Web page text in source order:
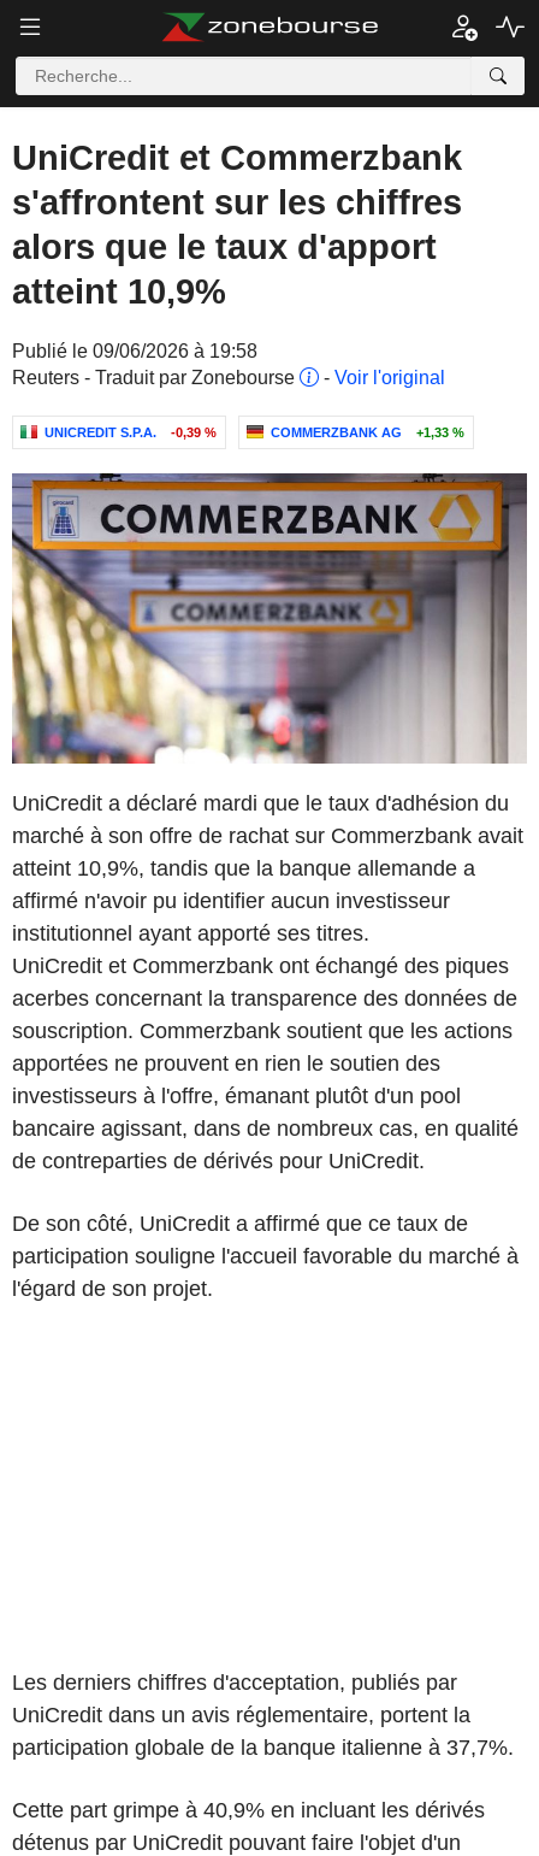
UniCredit et Commerzbank
s'affrontent sur les chiffres
alors que le taux d'apport
atteint 10,9%
Publié le 09/06/2026 à 19:58
Reuters - Traduit par Zonebourse
- Voir l'original
UNICREDIT S.P.A. -0,39 % COMMERZBANK AG +1,33 %
UniCredit a déclaré mardi que le taux d'adhésion du
marché à son offre de rachat sur Commerzbank avait
atteint 10,9%, tandis que la banque allemande a
affirmé n'avoir pu identifier aucun investisseur
institutionnel ayant apporté ses titres.
UniCredit et Commerzbank ont échangé des piques
acerbes concernant la transparence des données de
souscription. Commerzbank soutient que les actions
apportées ne prouvent en rien le soutien des
investisseurs à l'offre, émanant plutôt d'un pool
bancaire agissant, dans de nombreux cas, en qualité
de contreparties de dérivés pour UniCredit.
De son côté, UniCredit a affirmé que ce taux de
participation souligne l'accueil favorable du marché à
l'égard de son projet.
Les derniers chiffres d'acceptation, publiés par
UniCredit dans un avis réglementaire, portent la
participation globale de la banque italienne à 37,7%.
Cette part grimpe à 40,9% en incluant les dérivés
détenus par UniCredit pouvant faire l'objet d'un